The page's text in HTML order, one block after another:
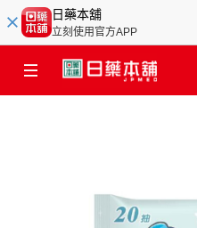
日藥本舖
立刻使用官方APP